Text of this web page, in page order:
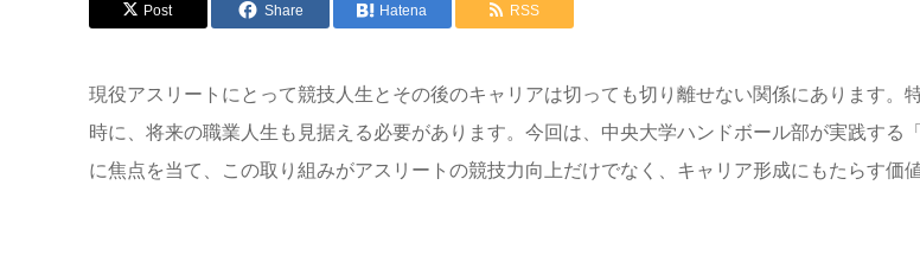
Post Share Hatena RSS
現役アスリートにとって競技人生とその後のキャリアは切っても切り離せない関係にあります。
時に、将来の職業人生も見据える必要があります。今回は、中央大学ハンドボール部が実践する
に焦点を当て、この取り組みがアスリートの競技力向上だけでなく、キャリア形成にもたらす価